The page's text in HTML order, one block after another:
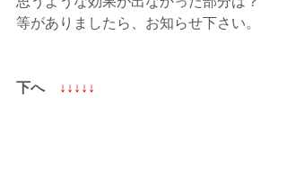
等がありましたら、お知らせ下さい。
下へ ↓↓↓↓↓